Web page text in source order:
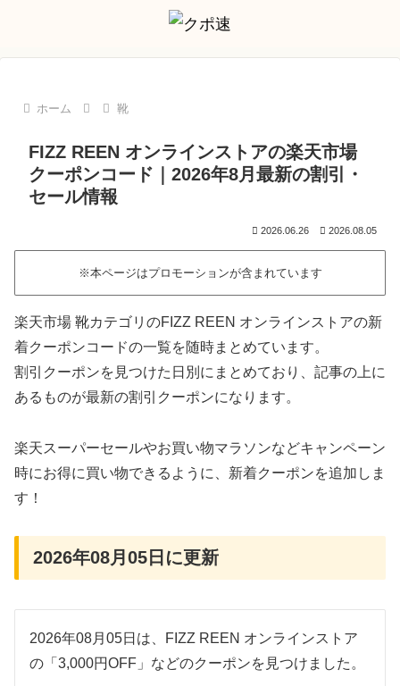
ホーム 靴
FIZZ REEN オンラインストアの楽天市場
クーポンコード｜2026年8月最新の割引・
セール情報
2026.06.26 2026.08.05
※本ページはプロモーションが含まれています
楽天市場 靴カテゴリのFIZZ REEN オンラインストアの新
着クーポンコードの一覧を随時まとめています。
割引クーポンを見つけた日別にまとめており、記事の上に
あるものが最新の割引クーポンになります。
楽天スーパーセールやお買い物マラソンなどキャンペーン
時にお得に買い物できるように、新着クーポンを追加しま
す！
2026年08月05日に更新
2026年08月05日は、FIZZ REEN オンラインストア
の「3,000円OFF」などのクーポンを見つけました。